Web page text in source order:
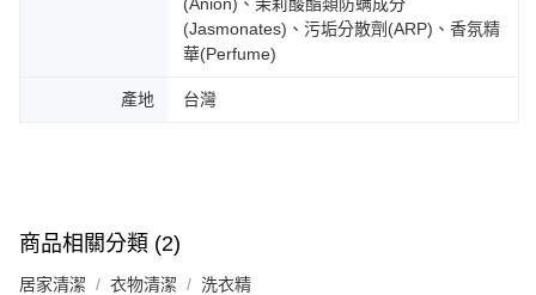
(Jasmonates)、污垢分散劑(ARP)、香氛精
華(Perfume)
產地 台灣
商品相關分類 (2)
居家清潔 衣物清潔 洗衣精